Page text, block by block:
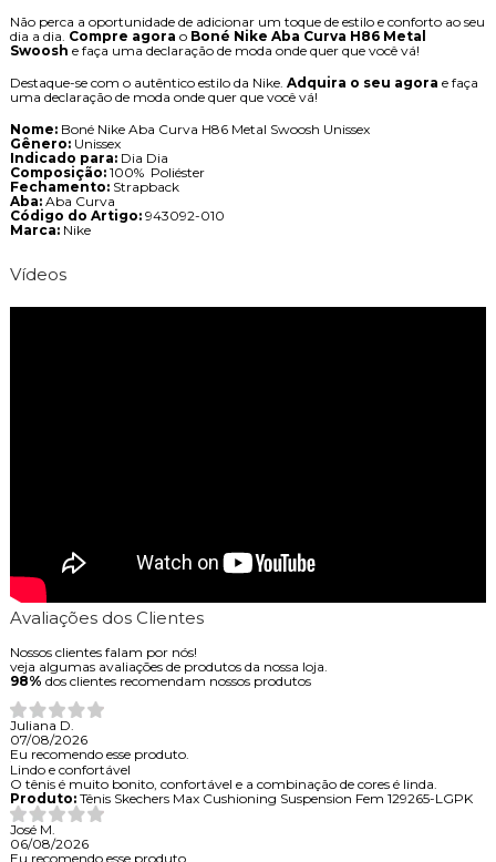
Não perca a oportunidade de adicionar um toque de estilo e conforto ao seu
dia a dia. Compre agora o Boné Nike Aba Curva H86 Metal
Swoosh e faça uma declaração de moda onde quer que você vá!
Destaque-se com o autêntico estilo da Nike. Adquira o seu agora e faça
uma declaração de moda onde quer que você vá!
Nome: Boné Nike Aba Curva H86 Metal Swoosh Unissex
Gênero: Unissex
Indicado para: Dia Dia
Composição: 100% Poliéster
Fechamento: Strapback
Aba: Aba Curva
Código do Artigo: 943092-010
Marca: Nike
Vídeos
Avaliações dos Clientes
Nossos clientes falam por nós!
veja algumas avaliações de produtos da nossa loja.
98% dos clientes recomendam nossos produtos
Juliana D.
07/08/2026
Eu recomendo esse produto.
Lindo e confortável
O tênis é muito bonito, confortável e a combinação de cores é linda.
Produto:Tênis Skechers Max Cushioning Suspension Fem 129265-LGPK
José M.
06/08/2026
Eu recomendo esse produto.